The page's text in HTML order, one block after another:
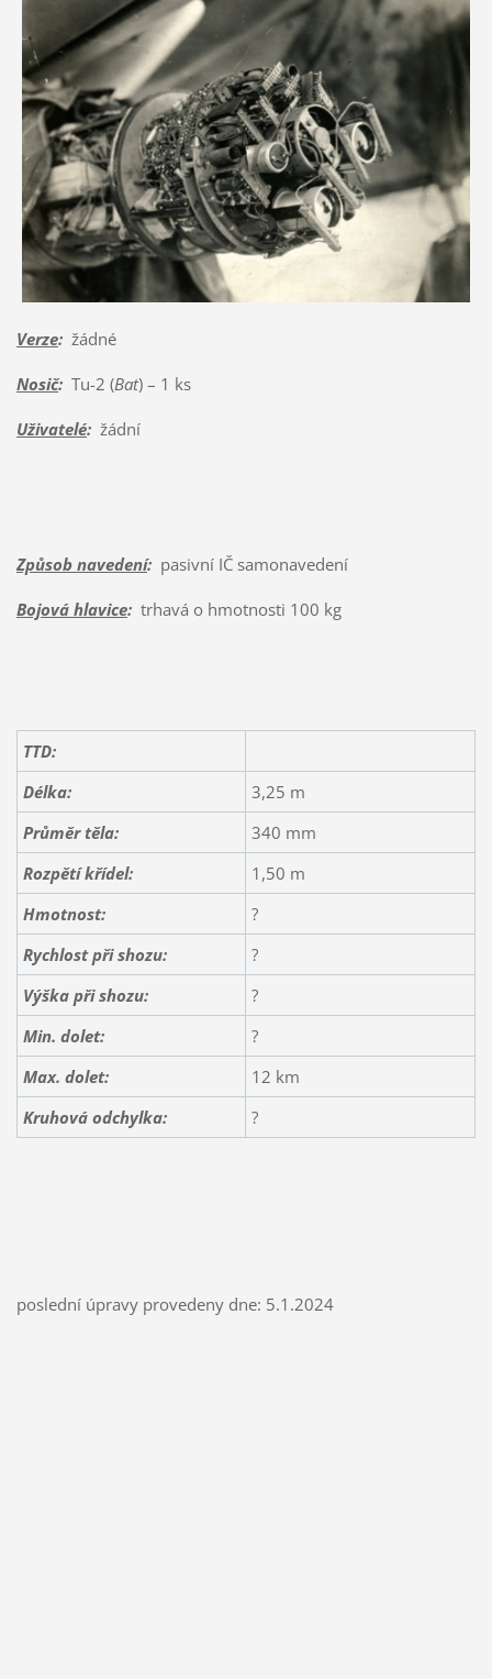
Verze:žádné
Nosič:Tu-2 (Bat) – 1 ks
Uživatelé:žádní
Způsob navedení:pasivní IČ samonavedení
Bojová hlavice:trhavá o hmotnosti 100 kg
TTD:
Délka:
3,25 m
Průměr těla:
340 mm
Rozpětíkřídel:
1,50 m
Hmotnost:
?
Rychlost při shozu:
?
Výška při shozu:
?
Min. dolet:
?
Max. dolet:
12 km
Kruhová odchylka:
?
poslední úpravy provedeny dne: 5.1.2024